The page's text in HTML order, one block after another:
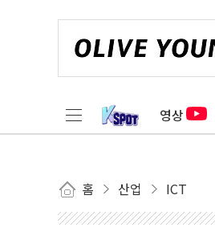
영상
홈 산업 ICT